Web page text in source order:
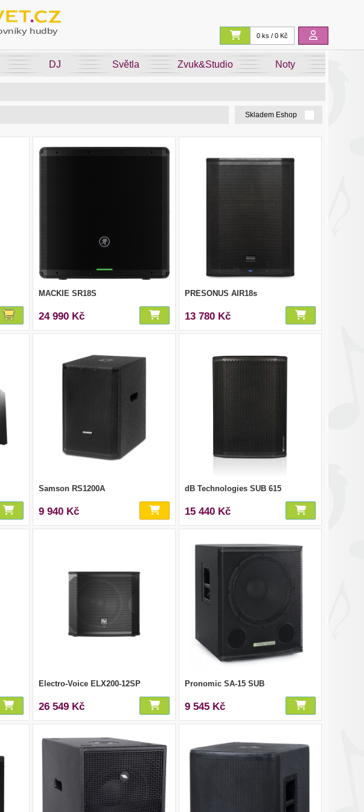
0 ks / 0 Kč
DJ Světla Zvuk&Studio Noty
Skladem Eshop
MACKIE SR18S
24 990 Kč
PRESONUS AIR18s
13 780 Kč
Samson RS1200A
9 940 Kč
dB Technologies SUB 615
15 440 Kč
Electro-Voice ELX200-12SP
26 549 Kč
Pronomic SA-15 SUB
9 545 Kč